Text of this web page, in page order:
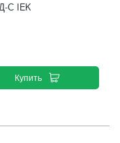
С IEK
Купить